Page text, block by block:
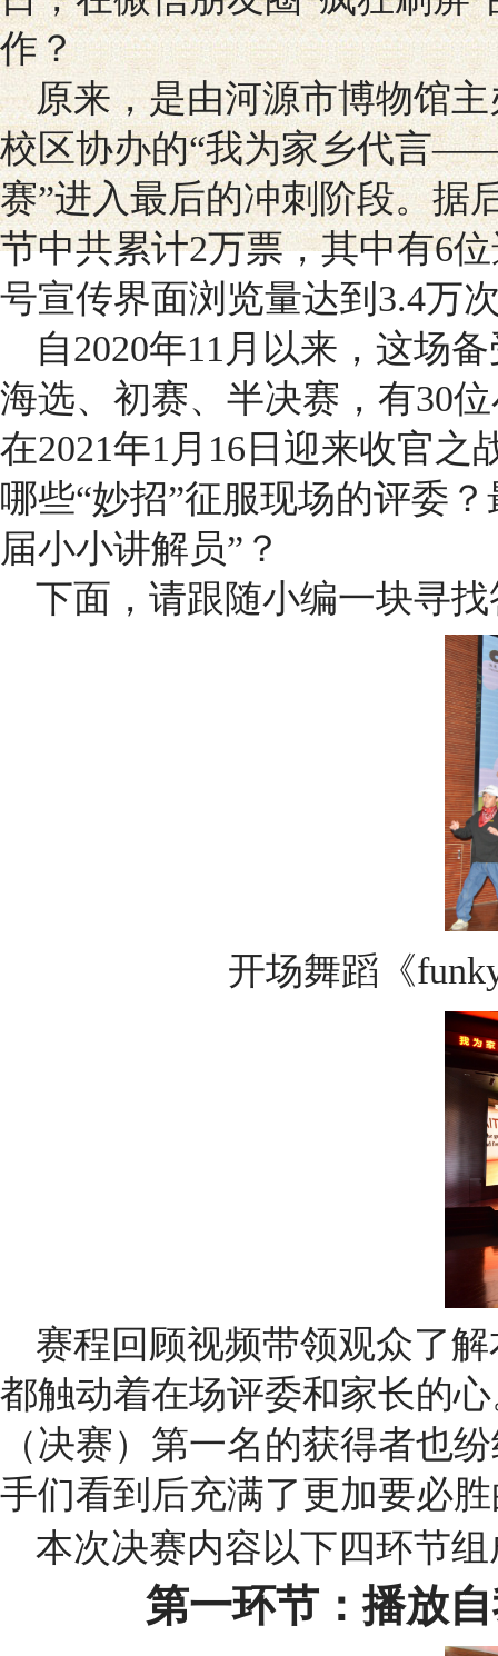
作？
原来，是由河源市博物馆
校区协办的“我为家乡代言
赛”进入最后的冲刺阶段。据
节中共累计2万票，其中有6
号宣传界面浏览量达到3.4万
自2020年11月以来，这场
海选、初赛、半决赛，有30
在2021年1月16日迎来收官
哪些“妙招”征服现场的评委
届小小讲解员”？
下面，请跟随小编一块寻
开场舞蹈《
赛程回顾视频带领观众了
都触动着在场评委和家长的
（决赛）第一名的获得者也
手们看到后充满了更加要必
本次决赛内容以下四环节
第一环节：播放